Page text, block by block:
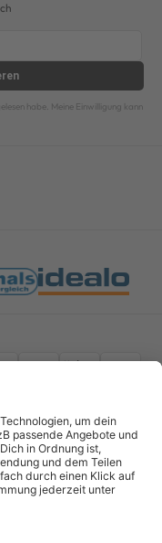
gelesen habe. Meine Einwilligung kann
Vertrag widerrufen
Versand innerhalb
100,00 Euro.
vorbehalten. powered by